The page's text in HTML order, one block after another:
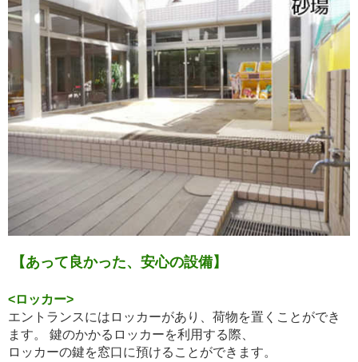
【あって良かった、安心の設備】
<ロッカー>
エントランスにはロッカーがあり、荷物を置くことができ
ます。 鍵のかかるロッカーを利用する際、
ロッカーの鍵を窓口に預けることができます。